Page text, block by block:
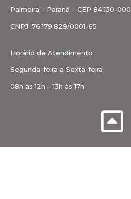
Palmeira – Paraná – CEP 84.130-000
CNPJ: 76.179.829/0001-65
Horário de Atendimento
Segunda-feira a Sexta-feira
08h às 12h – 13h às 17h